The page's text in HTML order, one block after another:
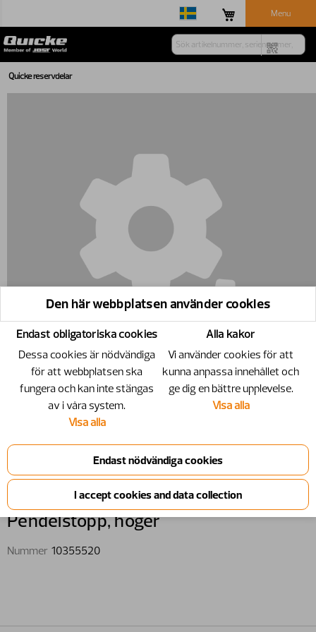
Menu
Quicke reservdelar
10355520 - Pendelstopp, höger
Pendelstopp,​ höger
Nummer 10355520
Den här webbplatsen använder cookies
Endast obligatoriska cookies
Dessa cookies är nödvändiga
för att webbplatsen ska
fungera och kan inte stängas
av i våra system.
Visa alla
Alla kakor
Vi använder cookies för att
kunna anpassa innehållet och
ge dig en bättre upplevelse.
Visa alla